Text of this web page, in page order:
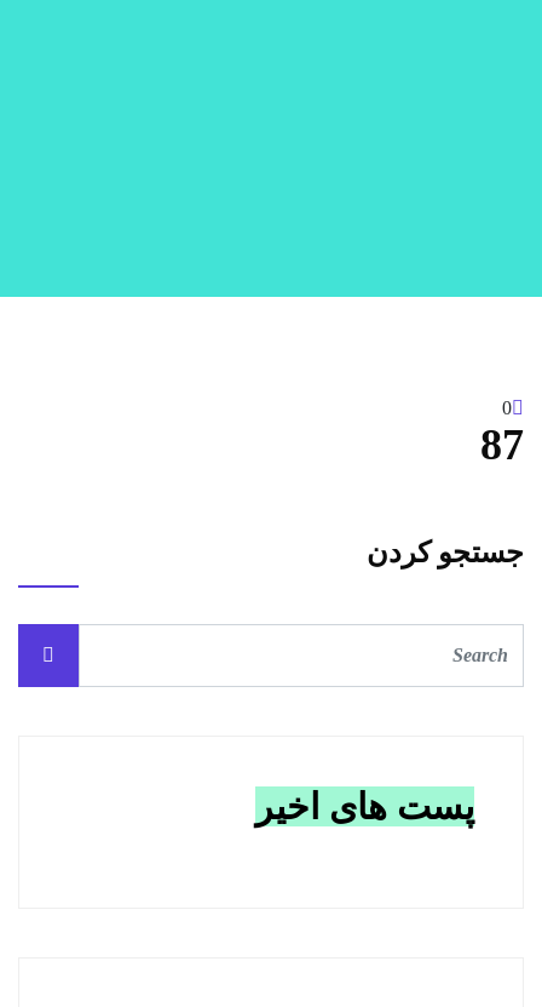
0
87
جستجو کردن
پست های اخیر